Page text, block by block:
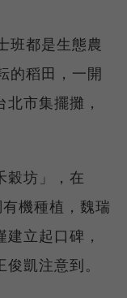
班都是生態農
的稻田，一開
市集擺攤，
穀坊」，在
機種植，魏瑞
立起口碑，
凱注意到。